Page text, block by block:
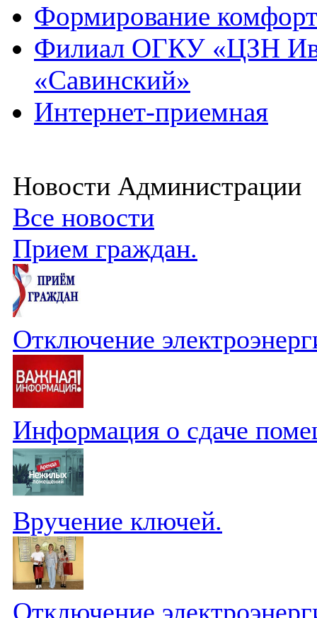
Формирование
Филиал ОГКУ «ЦЗН
«Савинский»
Интернет-приемная
Новости Администрации
Все новости
Прием граждан.
Отключение
Информация о сдаче
Вручение ключей.
Отключение